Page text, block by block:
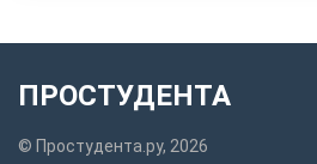
ПРОСТУДЕНТА
© Простудента.ру, 2026